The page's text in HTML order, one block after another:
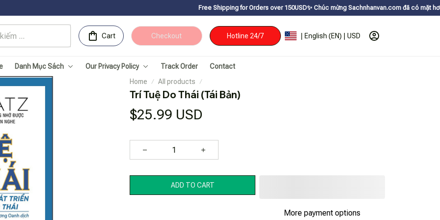
Free Shipping for Orders over 150USDㅤ✨ Chúc mừng Sachnhanvan.com đã có mặt hơn 200 quốc
Cart Checkout Hotline 24/7 | English (EN) | USD
Danh Mục Sách Our Privacy Policy Track Order
Contact
Home
All products
Trí Tuệ Do Thái (Tái Bản)
$25.99 USD
ADD TO CART
More payment options